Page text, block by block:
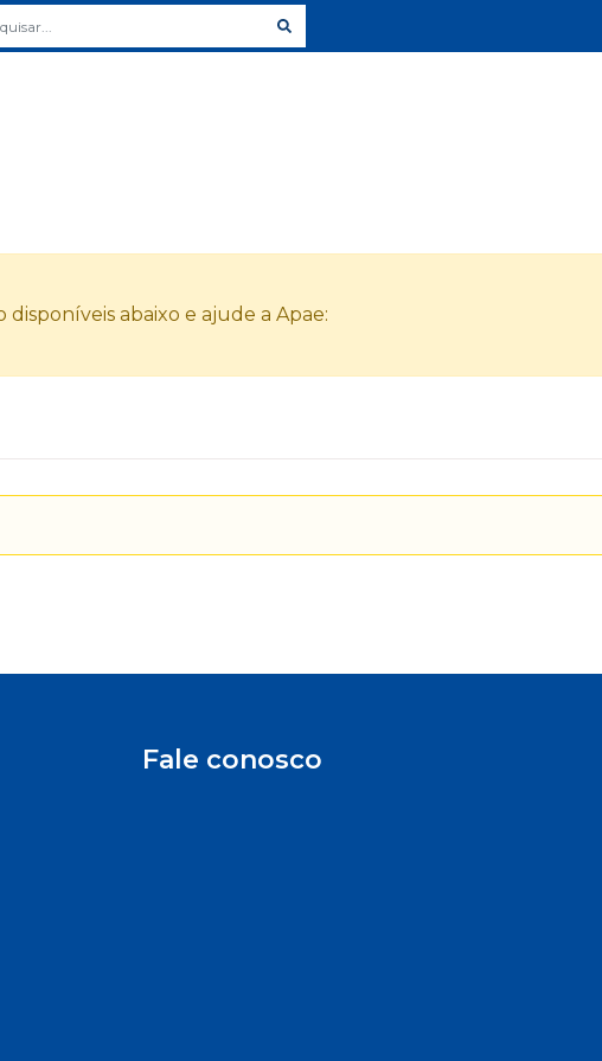
abaixo e ajude a Apae:
Fale conosco